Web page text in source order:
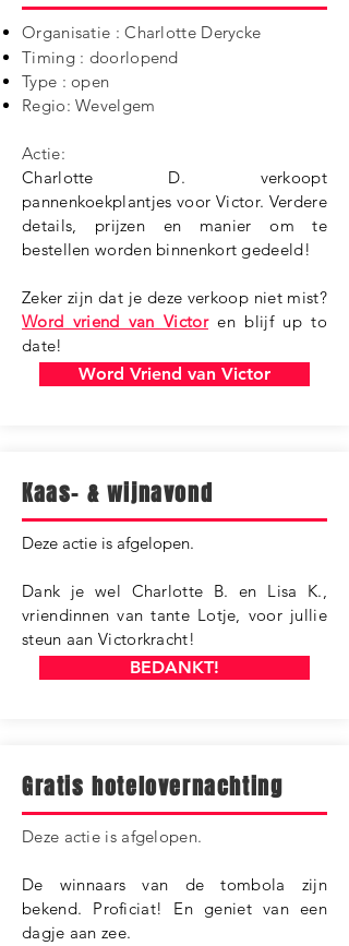
Organisatie : Charlotte Derycke
Timing : doorlopend
Type : open
Regio: Wevelgem
Actie:
Charlotte D. verkoopt
pannenkoekplantjes voor Victor. Verdere
details, prijzen en manier om te
bestellen worden binnenkort gedeeld!
Zeker zijn dat je deze verkoop niet mist?
Word vriend van Victor en blijf up to
date!
Word Vriend van Victor
Kaas- & wijnavond
​Deze actie is afgelopen.
Dank je wel Charlotte B. en Lisa K.,
vriendinnen van tante Lotje, voor jullie
steun aan Victorkracht!
BEDANKT!
Gratis hotelovernachting
​Deze actie is afgelopen.
De winnaars van de tombola zijn
bekend. Proficiat! En geniet van een
dagje aan zee.